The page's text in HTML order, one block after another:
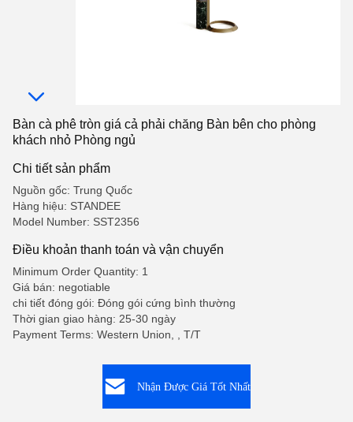
Bàn cà phê tròn giá cả phải chăng Bàn bên cho phòng
khách nhỏ Phòng ngủ
Chi tiết sản phẩm
Nguồn gốc: Trung Quốc
Hàng hiệu: STANDEE
Model Number: SST2356
Điều khoản thanh toán và vận chuyển
Minimum Order Quantity: 1
Giá bán: negotiable
chi tiết đóng gói: Đóng gói cứng bình thường
Thời gian giao hàng: 25-30 ngày
Payment Terms: Western Union, , T/T
Nhận Được Giá Tốt Nhất